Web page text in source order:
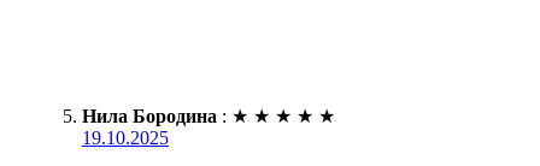
Нила Бородина : ★ ★ ★ ★ ★
19.10.2025